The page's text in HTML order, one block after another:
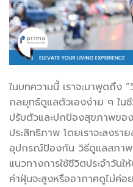
ในบทความนี้ เราจะมาพูดถึง
กลยุทธ์ดูแลตัวเองง่าย ๆ ใน
ปรับตัวและปกป้องสุขภาพขอ
ประสิทธิภาพ โดยเราจะลงรา
อุปกรณ์ป้องกัน วิธีดูแลสภา
แนวทางการใช้ชีวิตประจำวัน
ค่าฝุ่นจะสูงหรืออากาศดูไม่ค่อ